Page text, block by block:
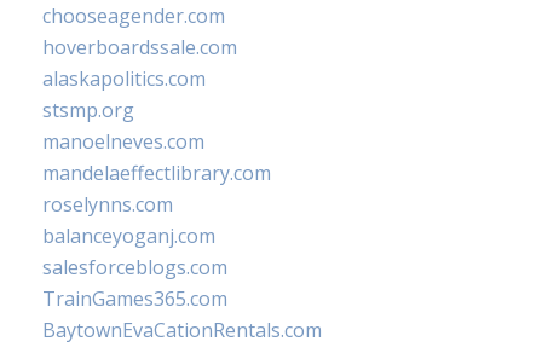
chooseagender.com
hoverboardssale.com
alaskapolitics.com
stsmp.org
manoelneves.com
mandelaeffectlibrary.com
roselynns.com
balanceyoganj.com
salesforceblogs.com
TrainGames365.com
BaytownEvaCationRentals.com